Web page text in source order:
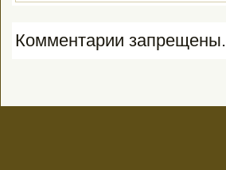
Комментарии запрещены.